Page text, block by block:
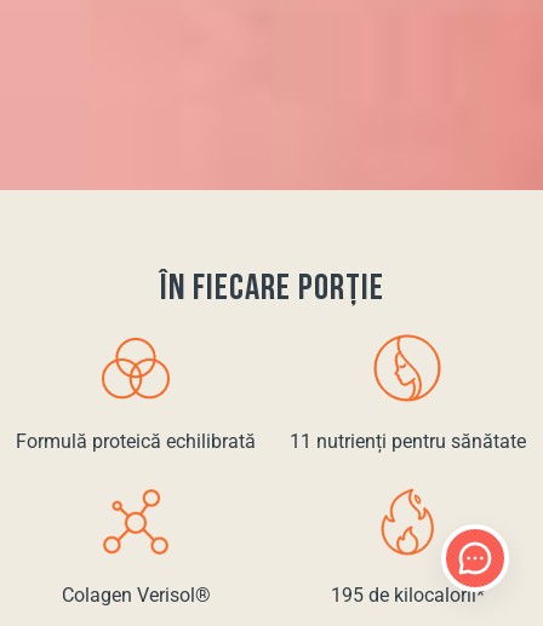
ÎN FIECARE PORȚIE
Formulă proteică echilibrată 11 nutrienți pentru sănătate
Colagen Verisol® 195 de kilocalorii*